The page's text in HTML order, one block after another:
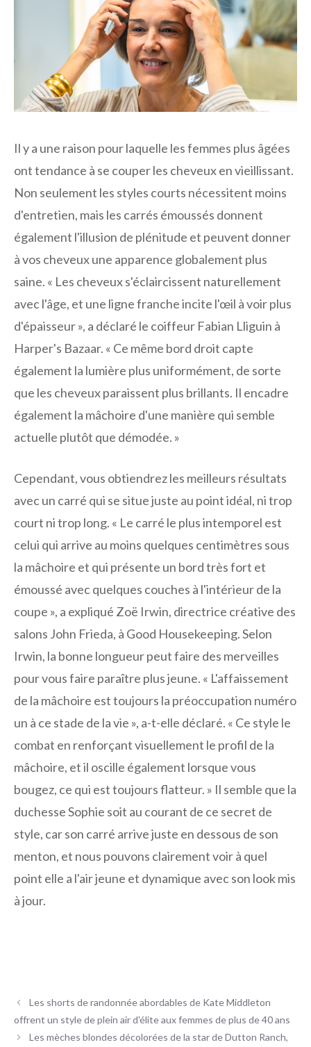
Il y a une raison pour laquelle les femmes plus âgées
ont tendance à se couper les cheveux en vieillissant.
Non seulement les styles courts nécessitent moins
d'entretien, mais les carrés émoussés donnent
également l'illusion de plénitude et peuvent donner
à vos cheveux une apparence globalement plus
saine. « Les cheveux s'éclaircissent naturellement
avec l'âge, et une ligne franche incite l'œil à voir plus
d'épaisseur », a déclaré le coiffeur Fabian Lliguin à
Harper's Bazaar. « Ce même bord droit capte
également la lumière plus uniformément, de sorte
que les cheveux paraissent plus brillants. Il encadre
également la mâchoire d'une manière qui semble
actuelle plutôt que démodée. »
Cependant, vous obtiendrez les meilleurs résultats
avec un carré qui se situe juste au point idéal, ni trop
court ni trop long. « Le carré le plus intemporel est
celui qui arrive au moins quelques centimètres sous
la mâchoire et qui présente un bord très fort et
émoussé avec quelques couches à l'intérieur de la
coupe », a expliqué Zoë Irwin, directrice créative des
salons John Frieda, à Good Housekeeping. Selon
Irwin, la bonne longueur peut faire des merveilles
pour vous faire paraître plus jeune. « L'affaissement
de la mâchoire est toujours la préoccupation numéro
un à ce stade de la vie », a-t-elle déclaré. « Ce style le
combat en renforçant visuellement le profil de la
mâchoire, et il oscille également lorsque vous
bougez, ce qui est toujours flatteur. » Il semble que la
duchesse Sophie soit au courant de ce secret de
style, car son carré arrive juste en dessous de son
menton, et nous pouvons clairement voir à quel
point elle a l'air jeune et dynamique avec son look mis
à jour.
Les shorts de randonnée abordables de Kate Middleton
offrent un style de plein air d'élite aux femmes de plus de 40 ans
Les mèches blondes décolorées de la star de Dutton Ranch,